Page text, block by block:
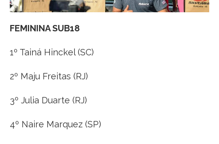
FEMININA SUB18
1º Tainá Hinckel (SC)
2º Maju Freitas (RJ)
3º Julia Duarte (RJ)
4º Naire Marquez (SP)